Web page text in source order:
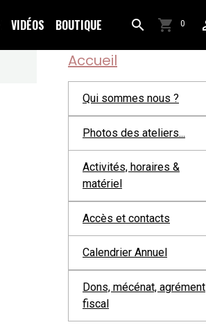
VIDÉOS BOUTIQUE 0
Accueil
Qui sommes nous ?
Photos des ateliers...
Activités, horaires &
matériel
Accès et contacts
Calendrier Annuel
Dons, mécénat, agrément
fiscal